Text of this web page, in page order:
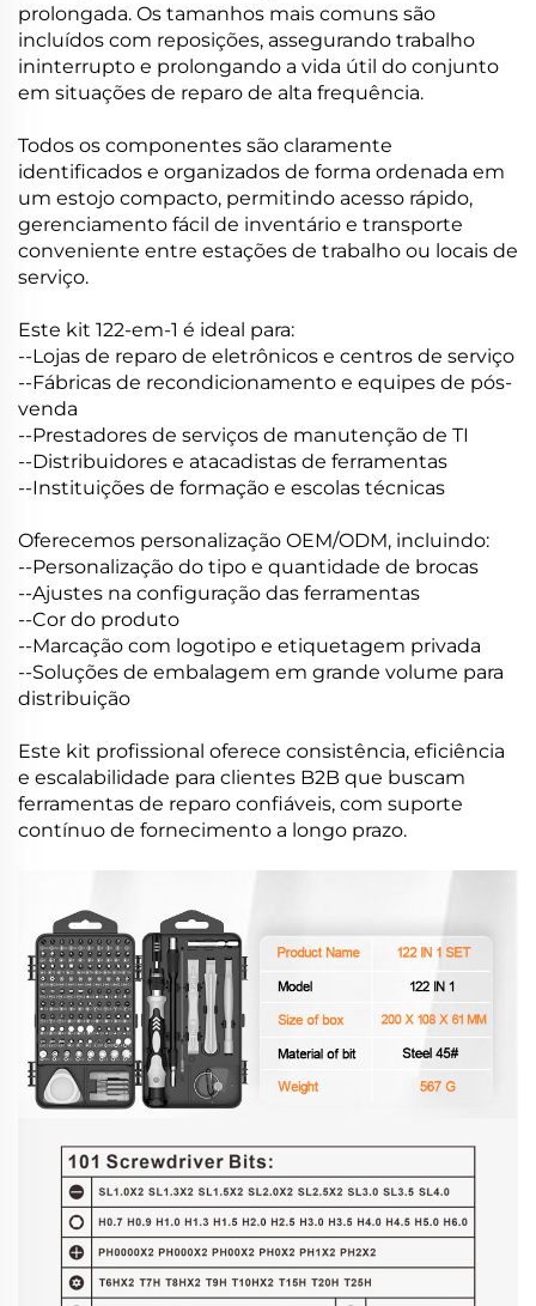
prolongada. Os tamanhos mais comuns são
incluídos com reposições, assegurando trabalho
ininterrupto e prolongando a vida útil do conjunto
em situações de reparo de alta frequência.
Todos os componentes são claramente
identificados e organizados de forma ordenada em
um estojo compacto, permitindo acesso rápido,
gerenciamento fácil de inventário e transporte
conveniente entre estações de trabalho ou locais de
serviço.
Este kit 122-em-1 é ideal para:
--Lojas de reparo de eletrônicos e centros de serviço
--Fábricas de recondicionamento e equipes de pós-
venda
--Prestadores de serviços de manutenção de TI
--Distribuidores e atacadistas de ferramentas
--Instituições de formação e escolas técnicas
Oferecemos personalização OEM/ODM, incluindo:
--Personalização do tipo e quantidade de brocas
--Ajustes na configuração das ferramentas
--Cor do produto
--Marcação com logotipo e etiquetagem privada
--Soluções de embalagem em grande volume para
distribuição
Este kit profissional oferece consistência, eficiência
e escalabilidade para clientes B2B que buscam
ferramentas de reparo confiáveis, com suporte
contínuo de fornecimento a longo prazo.